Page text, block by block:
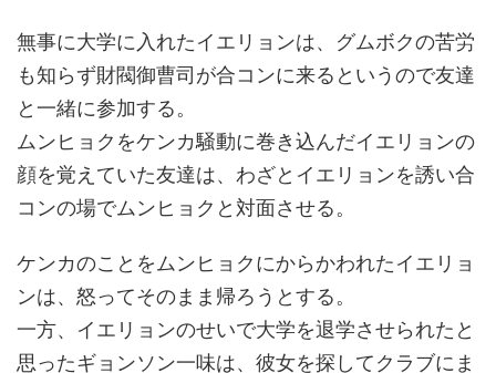
無事に大学に入れたイエリョンは、グムボクの苦労
も知らず財閥御曹司が合コンに来るというので友達
と一緒に参加する。
ムンヒョクをケンカ騒動に巻き込んだイエリョンの
顔を覚えていた友達は、わざとイエリョンを誘い合
コンの場でムンヒョクと対面させる。
ケンカのことをムンヒョクにからかわれたイエリョ
ンは、怒ってそのまま帰ろうとする。
一方、イエリョンのせいで大学を退学させられたと
思ったギョンソン一味は、彼女を探してクラブにま